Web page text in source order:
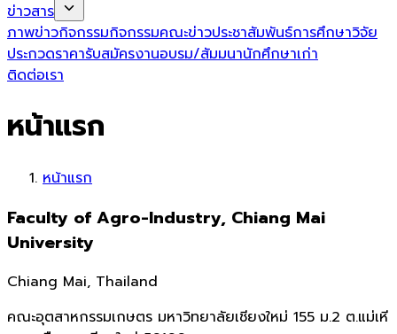
ข่าวสาร
ภาพข่าวกิจกรรมกิจกรรมคณะข่าวประชาสัมพันธ์การศึกษาวิจัย
ประกวดราคารับสมัครงานอบรม/สัมมนานักศึกษาเก่า
ติดต่อเรา
หน้าแรก
หน้าแรก
Faculty of Agro-Industry, Chiang Mai
University
Chiang Mai, Thailand
คณะอุตสาหกรรมเกษตร มหาวิทยาลัยเชียงใหม่ 155 ม.2 ต.แม่เหี